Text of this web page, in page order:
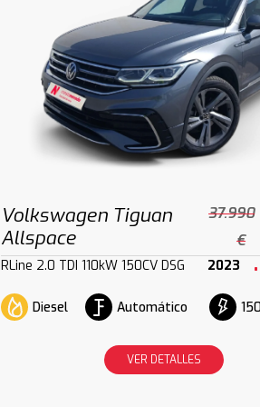
Volkswagen Tiguan
Allspace
37.990
€
RLine 2.0 TDI 110kW 150CV DSG 2023
Diesel Automático
VER DETALLES